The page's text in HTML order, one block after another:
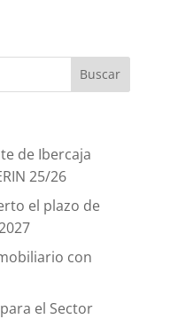
de Ibercaja
25/26
el plazo de
con
el Sector